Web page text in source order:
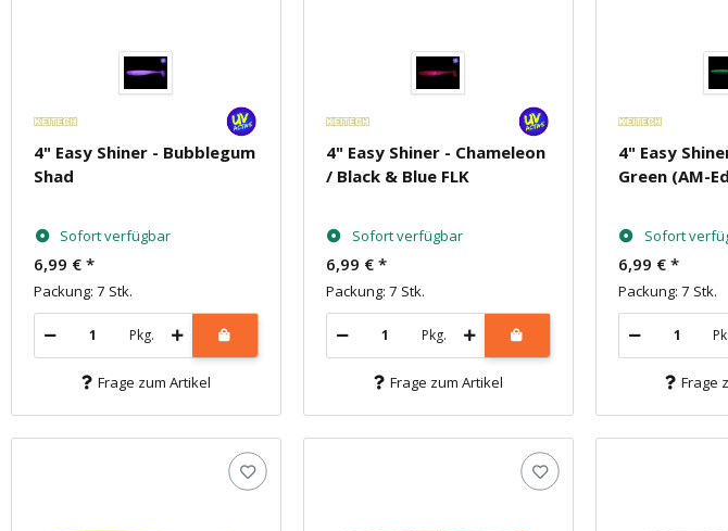
4" Easy Shiner - Bubblegum
Shad
Sofort verfügbar
6,99 € *
Packung: 7 Stk.
Pkg.
Frage zum Artikel
4" Easy Shiner - Chameleon
/ Black & Blue FLK
Sofort verfügbar
6,99 € *
Packung: 7 Stk.
Pkg.
Frage zum Artikel
4" Easy
Green (AM-
Sofort
6,99 € *
Packung: 7 Stk.
Frage